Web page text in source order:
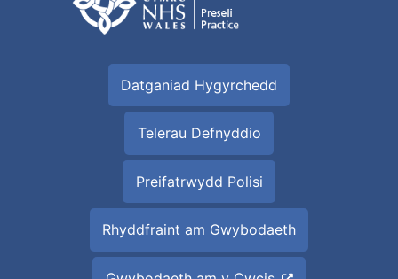
Datganiad Hygyrchedd
Telerau Defnyddio
Preifatrwydd Polisi
Rhyddfraint am Gwybodaeth